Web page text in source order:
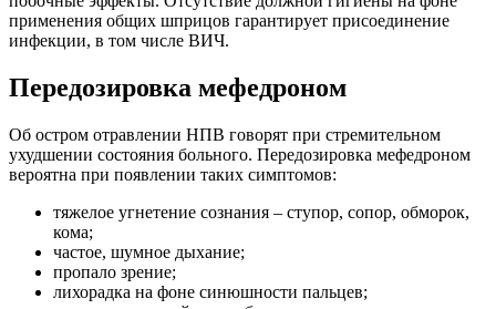
применения общих шприцов гарантирует присоединение
инфекции, в том числе ВИЧ.
Передозировка мефедроном
Об остром отравлении НПВ говорят при стремительном
ухудшении состояния больного. Передозировка мефедроном
вероятна при появлении таких симптомов:
тяжелое угнетение сознания – ступор, сопор, обморок,
кома;
частое, шумное дыхание;
пропало зрение;
лихорадка на фоне синюшности пальцев;